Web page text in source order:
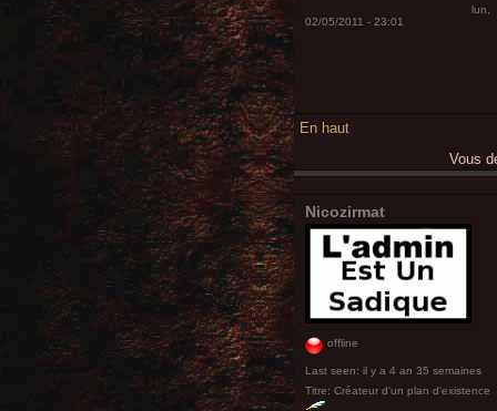
lun,
02/05/2011 - 23:01
En haut
Vous
Nicozirmat
offline
Last seen: il y a 4 an 35 semaines
Titre: Créateur d'un plan d'existence